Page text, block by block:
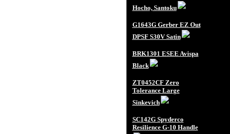
Hocho, Santoku
G1643G Gerber EZ Out
DPSF S30V Satin
BRK1301 ESEE Avispa
Black
ZT0452CF Zero
Tolerance Large
Sinkevich
SC142G Spyderco
Resilience G-10 Handle